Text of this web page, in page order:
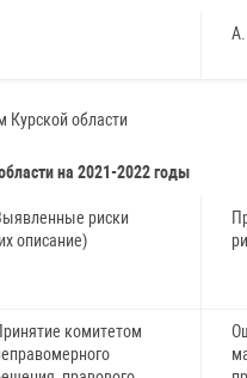
Курской области
на 2021-2022 годы
риски
описание)
комитетом